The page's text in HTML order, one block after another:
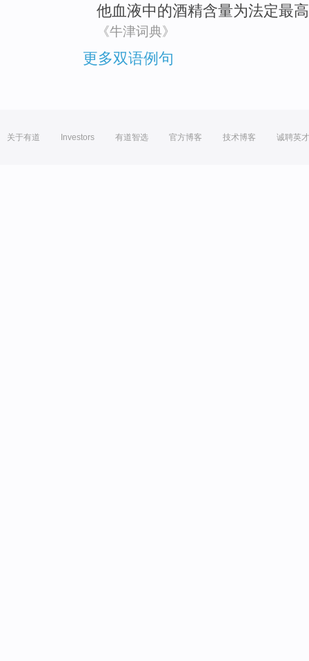
他血液中的酒精含量为法定最高
《牛津词典》
更多双语例句
关于有道 Investors 有道智选 官方博客 技术博客 诚聘英才